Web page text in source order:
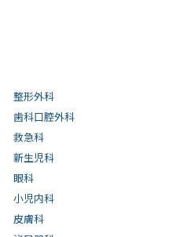
整形外科
歯科口腔外科
救急科
新生児科
眼科
小児内科
皮膚科